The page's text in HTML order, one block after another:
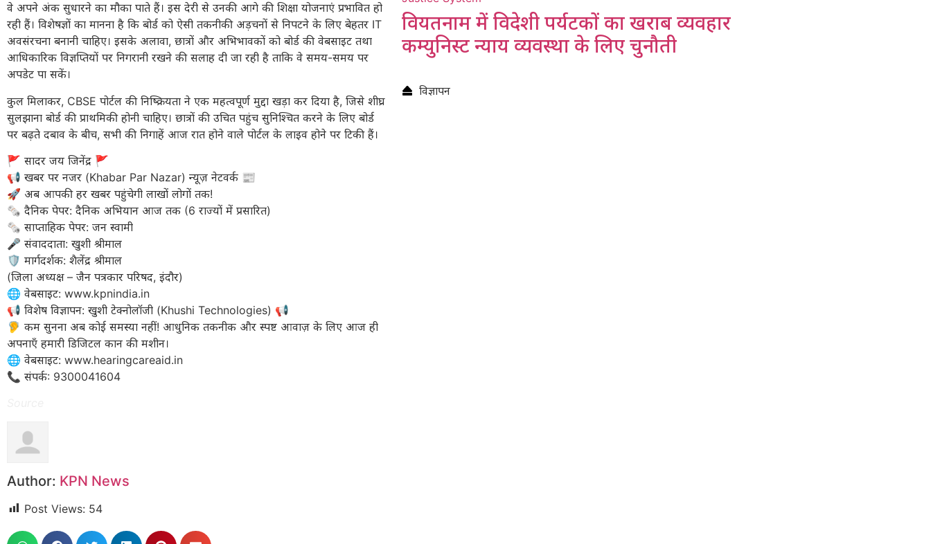
वे अपने अंक सुधारने का मौका पाते हैं। इस देरी से उनकी आगे की शिक्षा योजनाएं प्रभावित हो
रही हैं। विशेषज्ञों का मानना है कि बोर्ड को ऐसी तकनीकी अड़चनों से निपटने के लिए बेहतर IT
अवसंरचना बनानी चाहिए। इसके अलावा, छात्रों और अभिभावकों को बोर्ड की वेबसाइट तथा
आधिकारिक विज्ञप्तियों पर निगरानी रखने की सलाह दी जा रही है ताकि वे समय-समय पर
अपडेट पा सकें।
कुल मिलाकर, CBSE पोर्टल की निष्क्रियता ने एक महत्वपूर्ण मुद्दा खड़ा कर दिया है, जिसे शीघ्र
सुलझाना बोर्ड की प्राथमिकी होनी चाहिए। छात्रों की उचित पहुंच सुनिश्चित करने के लिए बोर्ड
पर बढ़ते दबाव के बीच, सभी की निगाहें आज रात होने वाले पोर्टल के लाइव होने पर टिकी हैं।
​🚩 सादर जय जिनेंद्र 🚩
​📢 खबर पर नजर (Khabar Par Nazar) न्यूज़ नेटवर्क 📰
🚀 अब आपकी हर खबर पहुंचेगी लाखों लोगों तक!
​🗞️ दैनिक पेपर: दैनिक अभियान आज तक (6 राज्यों में प्रसारित)
🗞️ साप्ताहिक पेपर: जन स्वामी
​🎤 संवाददाता: खुशी श्रीमाल
🛡️ मार्गदर्शक: शैलेंद्र श्रीमाल
(जिला अध्यक्ष – जैन पत्रकार परिषद, इंदौर)
​🌐 वेबसाइट: www.kpnindia.in
​📢 विशेष विज्ञापन: खुशी टेक्नोलॉजी (Khushi Technologies) 📢
🦻 कम सुनना अब कोई समस्या नहीं! आधुनिक तकनीक और स्पष्ट आवाज़ के लिए आज ही
अपनाएँ हमारी डिजिटल कान की मशीन।
​🌐 वेबसाइट: www.hearingcareaid.in
📞 संपर्क: 9300041604
Author: KPN News
Post Views: 54
वियतनाम में विदेशी पर्यटकों का खराब व्यवहार
कम्युनिस्ट न्याय व्यवस्था के लिए चुनौती
विज्ञापन